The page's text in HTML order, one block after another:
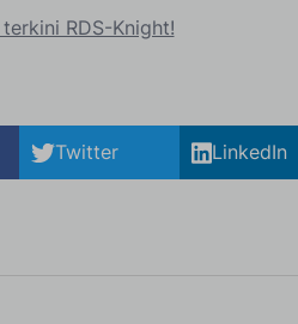
RDS-Knight!
Twitter LinkedIn